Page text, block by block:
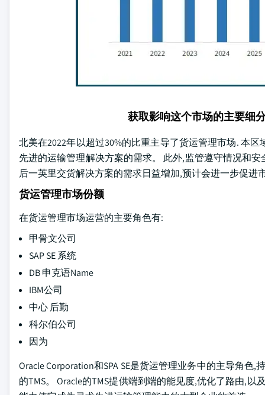
获取影响这个市场的主要细
北美在2022年以超过30%的比重主导了货运管理市场. 本
先进的运输管理解决方案的需求。 此外,监管遵守情况和
后一英里交货解决方案的需求日益增加,预计会进一步促进
货运管理市场份额
在货运管理市场运营的主要角色有:
甲骨文公司
SAP SE 系统
DB 申克语Name
IBM公司
中心 后勤
科尔伯公司
因为
Oracle Corporation和SPA SE是货运管理业务中的主导角
的TMS。 Oracle的TMS提供端到端的能见度,优化了路由,